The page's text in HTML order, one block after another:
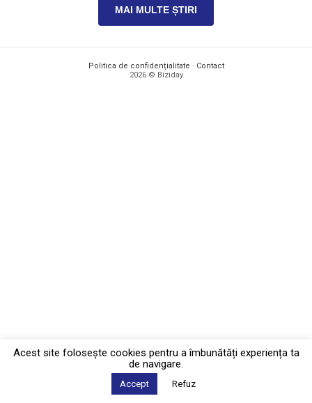
MAI MULTE ȘTIRI
Politica de confidențialitate · Contact
2026 © Biziday
Acest site foloseşte cookies pentru a îmbunătăți experiența ta
de navigare.
Accept Refuz